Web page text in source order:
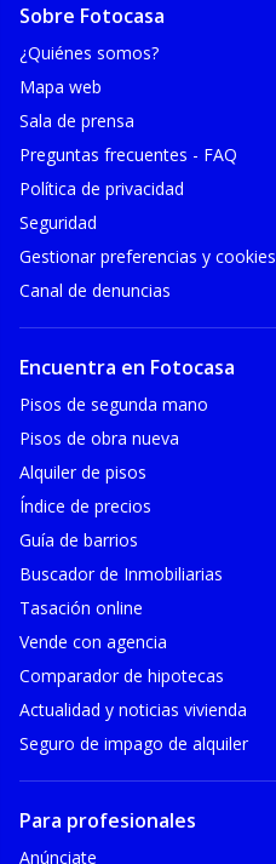
Sobre Fotocasa
¿Quiénes somos?
Mapa web
Sala de prensa
Preguntas frecuentes - FAQ
Política de privacidad
Seguridad
Gestionar preferencias y cookies
Canal de denuncias
Encuentra en Fotocasa
Pisos de segunda mano
Pisos de obra nueva
Alquiler de pisos
Índice de precios
Guía de barrios
Buscador de Inmobiliarias
Tasación online
Vende con agencia
Comparador de hipotecas
Actualidad y noticias vivienda
Seguro de impago de alquiler
Para profesionales
Anúnciate